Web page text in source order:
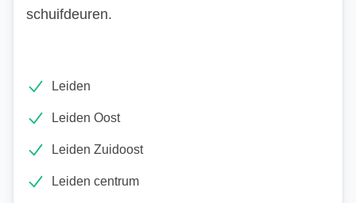
schuifdeuren.
Leiden
Leiden Oost
Leiden Zuidoost
Leiden centrum